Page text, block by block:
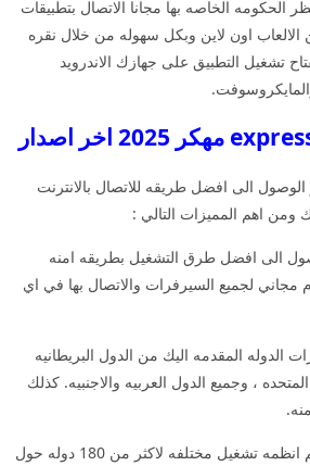
الحكومه الخاصه بها مجانا الاتصال بتطبيقات
الالعاب اون لاين وبكل سهوله من خلال نقره
تشغيل التطبيق على جهازك الاندرويد
الى افضل طريقه للاتصال بالانترنت
ومن اهم المميزات التالي :
الى افضل طرق التشغيل بطريقه امنه
مجاني لجميع السيرفرات والاتصال بها في اي
الدوله المقدمه اليك من الدول البريطانيه
المتحده ، وجميع الدول العربيه والاجنبيه. كذلك
يدعم انظمه تشغيل مختلفه لاكثر من 180 دوله حول